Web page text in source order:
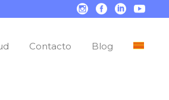
Contacto Blog